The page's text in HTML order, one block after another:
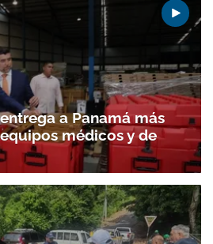
a Panamá más
médicos y de